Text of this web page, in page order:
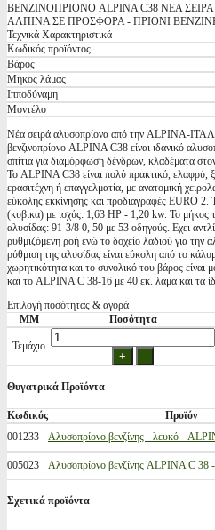
ΒΕΝΖΙΝΟΠΡΙΟΝΟ ALPINA C38 ΝΕΑ
ΑΛΠΙΝΑ ΣΕ ΠΡΟΣΦΟΡΑ - ΠΡΙΟΝΙ
Τεχνικά Χαρακτηριστικά
Κωδικός προϊόντος
Βάρος
Μήκος λάμας
Ιπποδύναμη
Μοντέλο
Νέα σειρά αλυσοπρίονα από την ALPINA-
βενζινοπρίονο ALPINA C38 είναι ιδανικό
σπίτια για διαμόρφωση δένδρων, κλαδέματα
Το ALPINA C38 είναι πολύ πρακτικό, ελαφρύ,
ερασιτέχνη ή επαγγελματία, με ανατομική
εύκολης εκκίνησης και προδιαγραφές EURO
(κυβικα) με ισχύς: 1,63 HP - 1,20 kw. Το μήκος
αλυσίδας: 91-3/8 0, 50 με 53 οδηγούς. Εχει
ρυθμιζόμενη ροή ενώ το δοχείο λαδιού για την
ρύθμιση της αλυσίδας είναι εύκολη από το
χωρητικότητα και το συνολικό του βάρος είναι
και το ALPINA C 38-16 με 40 εκ. λαμα και τα
Επιλογή ποσότητας & αγορά
ΜΜ
Ποσότητα
Τεμάχιο
Θυγατρικά Προϊόντα
Κωδικός Προϊόν
001233
Αλυσοπρίονο βενζίνης - λευκό -
005023
Αλυσοπρίονο βενζίνης ALPINA C 38
Σχετικά προϊόντα